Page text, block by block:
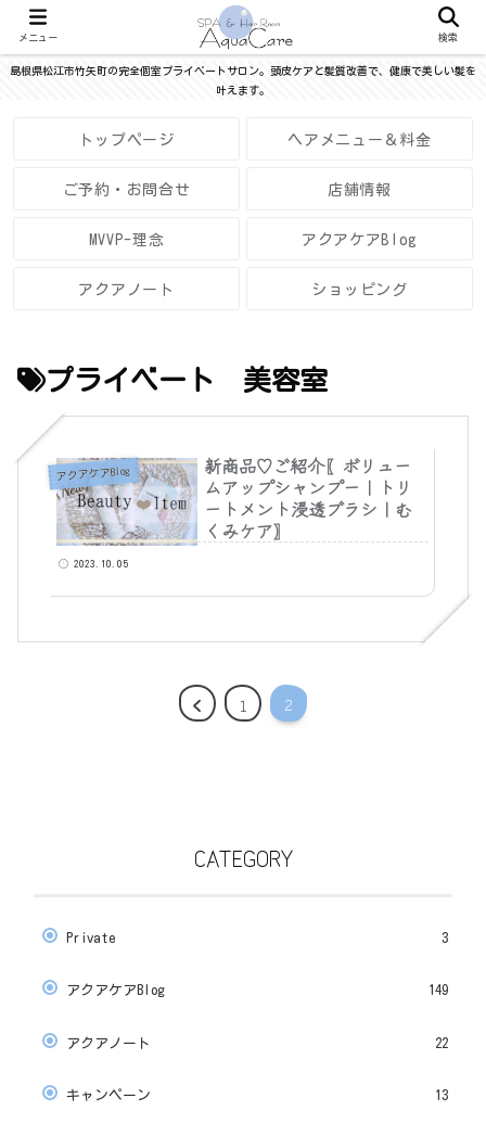
島根県松江市竹矢町の完全個室プライベートサロン。頭皮ケアと髪質改善で、健康で美しい髪を
叶えます。
トップページ ヘアメニュー＆料金
ご予約・お問合せ 店舗情報
MVVP-理念 アクアケアBlog
アクアノート ショッピング
プライベート 美容室
アクアケアBlog
新商品♡ご紹介〖ボリュー
ムアップシャンプー｜トリ
ートメント浸透ブラシ｜む
くみケア〗
2023.10.05
1 2
CATEGORY
Private 3
アクアケアBlog 149
アクアノート 22
キャンペーン 13
メニュー 検索